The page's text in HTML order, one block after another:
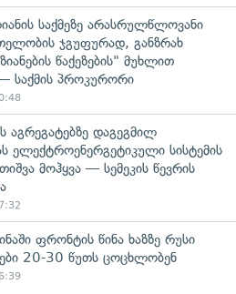
საქმეზე არასრულწლოვანი
ჯგუფურად, განზრახ
წაქეზების" მუხლით
საქმის პროკურორი
აგრეგატებზე დაგეგმილ
ელექტროენერგეტიკული სისტემის
მოჰყვა — სემეკის წევრის
ფრონტის წინა ხაზზე რუსი
20-30 წუთს ცოცხლობენ